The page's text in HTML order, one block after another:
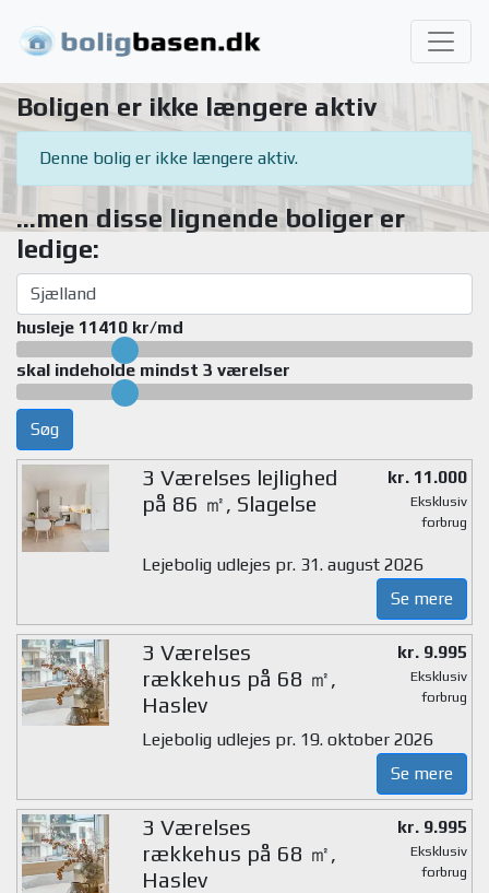
Boligen er ikke længere aktiv
Denne bolig er ikke længere aktiv.
...men disse lignende boliger er
ledige:
husleje 11410 kr/md
skal indeholde mindst 3 værelser
Søg
3 Værelses lejlighed
på 86 ㎡, Slagelse
kr. 11.000
Eksklusiv
forbrug
Lejebolig udlejes pr. 31. august 2026
Se mere
3 Værelses
rækkehus på 68 ㎡,
Haslev
kr. 9.995
Eksklusiv
forbrug
Lejebolig udlejes pr. 19. oktober 2026
Se mere
3 Værelses
rækkehus på 68 ㎡,
Haslev
kr. 9.995
Eksklusiv
forbrug